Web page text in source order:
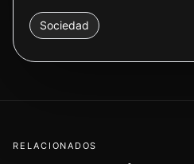
Sociedad
RELACIONADOS